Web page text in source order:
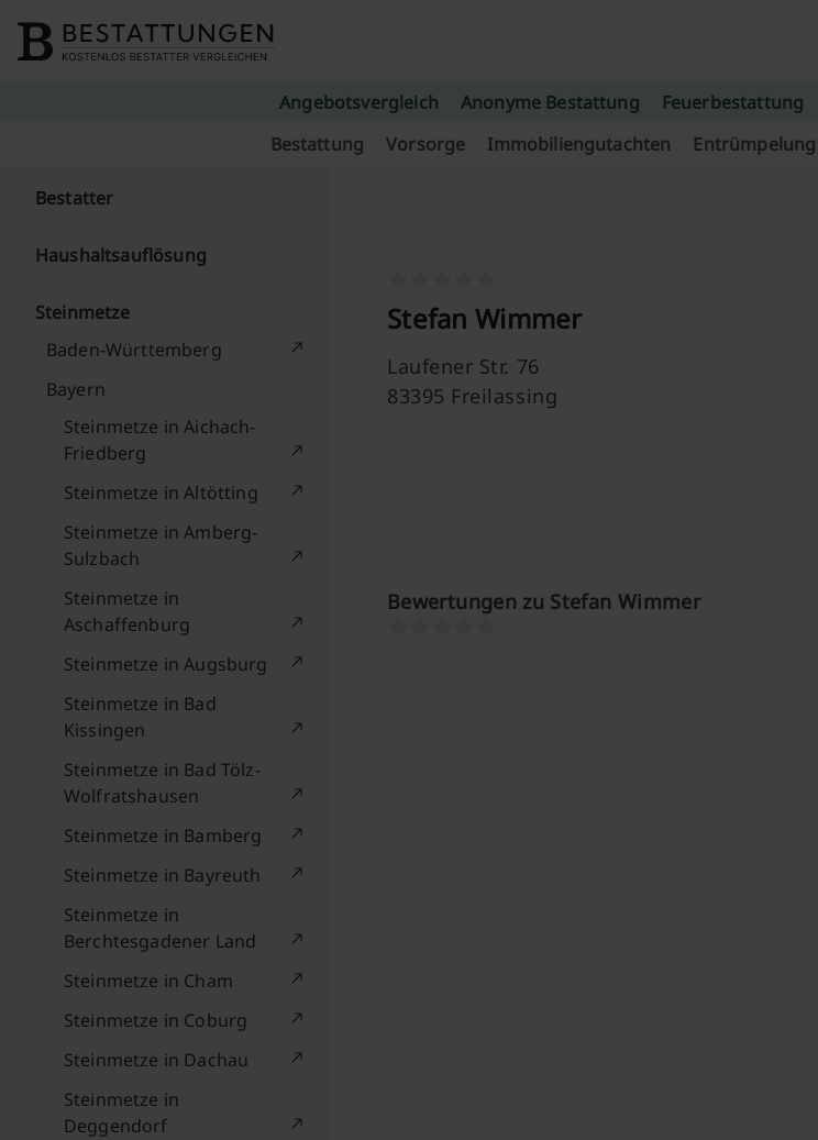
Angebotsvergleich Anonyme Bestattung Feuerbestattung
Bestattung
Vorsorge Immobiliengutachten Entrümpelung
Bestatter
Haushaltsauflösung
Steinmetze
Baden-Württemberg
Bayern
Steinmetze in Aichach-
Friedberg
Steinmetze in Altötting
Steinmetze in Amberg-
Sulzbach
Steinmetze in
Aschaffenburg
Steinmetze in Augsburg
Steinmetze in Bad
Kissingen
Steinmetze in Bad Tölz-
Wolfratshausen
Steinmetze in Bamberg
Steinmetze in Bayreuth
Steinmetze in
Berchtesgadener Land
Steinmetze in Cham
Steinmetze in Coburg
Steinmetze in Dachau
Steinmetze in
Deggendorf
Stefan Wimmer
Laufener Str. 76
83395 Freilassing
Bewertungen zu Stefan Wimmer